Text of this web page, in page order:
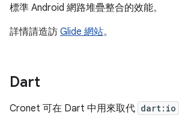
標準 Android 網路堆疊整合的效能。
詳情請造訪 Glide 網站。
Dart
Cronet 可在 Dart 中用來取代 dart:io